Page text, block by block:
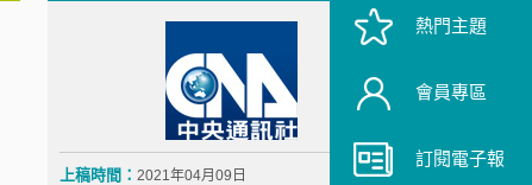
上稿時間： 2021年04月09日
熱門主題
會員專區
訂閱電子報